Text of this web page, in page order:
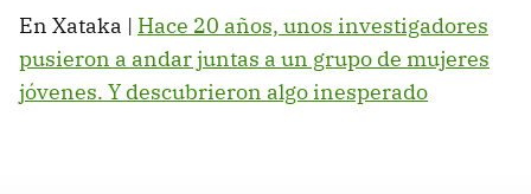
En Xataka | Hace 20 años, unos investigadores
pusieron a andar juntas a un grupo de mujeres
jóvenes. Y descubrieron algo inesperado